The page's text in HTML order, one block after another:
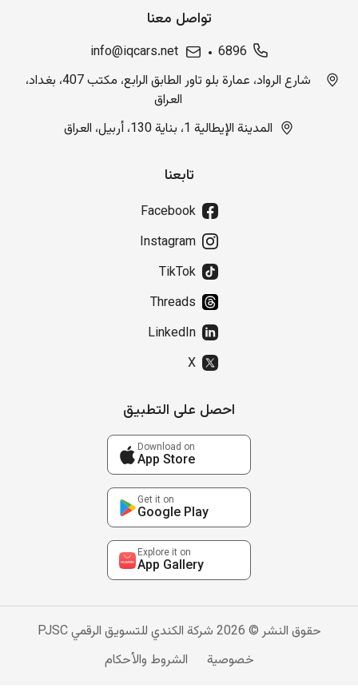
تواصل معنا
6896
info@iqcars.net
شارع الرواد، عمارة بلو تاور الطابق الرابع، مكتب 407، بغداد،
العراق
المدينة الإيطالية 1، بناية 130، أربيل، العراق
تابعنا
Facebook
Instagram
TikTok
Threads
LinkedIn
X
احصل على التطبيق
Download on
App Store
Get it on
Google Play
Explore it on
App Gallery
حقوق النشر © 2026 شركة الكندي للتسويق الرقمي PJSC
خصوصية
الشروط والأحكام